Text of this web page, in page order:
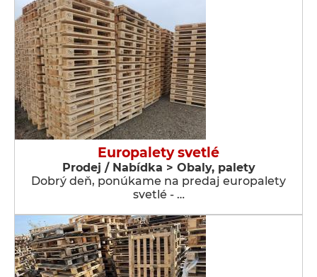
Europalety svetlé
Prodej / Nabídka > Obaly, palety
Dobrý deň, ponúkame na predaj europalety
svetlé - …